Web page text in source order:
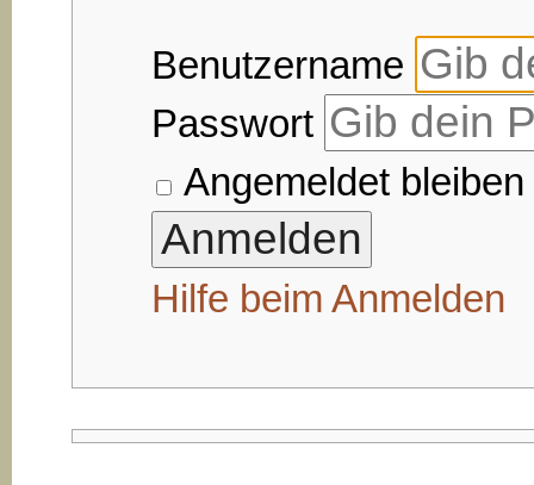
Benutzername
Passwort
Angemeldet bleiben
Hilfe beim Anmelden